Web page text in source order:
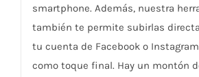
smartphone. Además, nuestra
también te permite subirlas
tu cuenta de Facebook o
como toque final. Hay un montón